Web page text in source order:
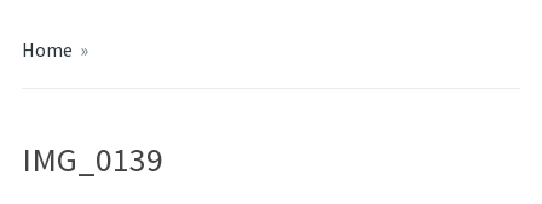
Home »
IMG_0139